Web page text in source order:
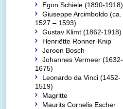
Egon Schiele (1890-1918)
Giuseppe Arcimboldo (ca.
1527 – 1593)
Gustav Klimt (1862-1918)
Henriëtte Ronner-Knip
Jeroen Bosch
Johannes Vermeer (1632-
1675)
Leonardo da Vinci (1452-
1519)
Magritte
Maurits Cornelis Escher